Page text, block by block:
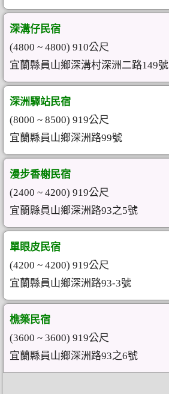
深溝仔民宿
(4800 ~ 4800) 910公尺
宜蘭縣員山鄉深溝村深洲二路149號
深洲驛站民宿
(8000 ~ 8500) 919公尺
宜蘭縣員山鄉深洲路99號
漫步香榭民宿
(2400 ~ 4200) 919公尺
宜蘭縣員山鄉深洲路93之5號
單眼皮民宿
(4200 ~ 4200) 919公尺
宜蘭縣員山鄉深洲路93-3號
樵築民宿
(3600 ~ 3600) 919公尺
宜蘭縣員山鄉深洲路93之6號